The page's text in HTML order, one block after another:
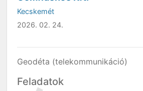
Kecskemét
2026. 02. 24.
Geodéta (telekommunikáció)
Feladatok